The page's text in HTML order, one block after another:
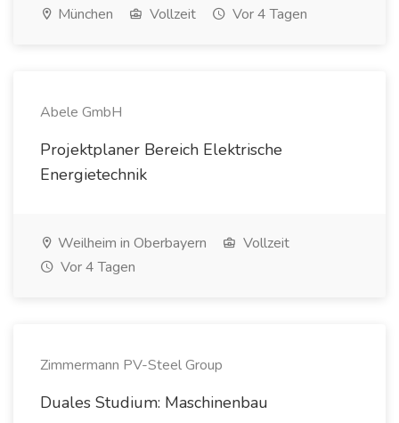
München Vollzeit Vor 4 Tagen
Abele GmbH
Projektplaner Bereich Elektrische
Energietechnik
Weilheim in Oberbayern
Vollzeit
Vor 4 Tagen
Zimmermann PV-Steel Group
Duales Studium: Maschinenbau